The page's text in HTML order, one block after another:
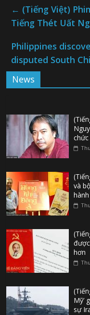
← (Tiếng Việt)
Tiếng Thét Uất
Philippines
disputed South
News
và
hơn
Mỹ’
sự